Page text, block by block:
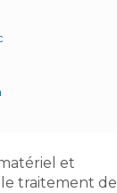
et
traitement de